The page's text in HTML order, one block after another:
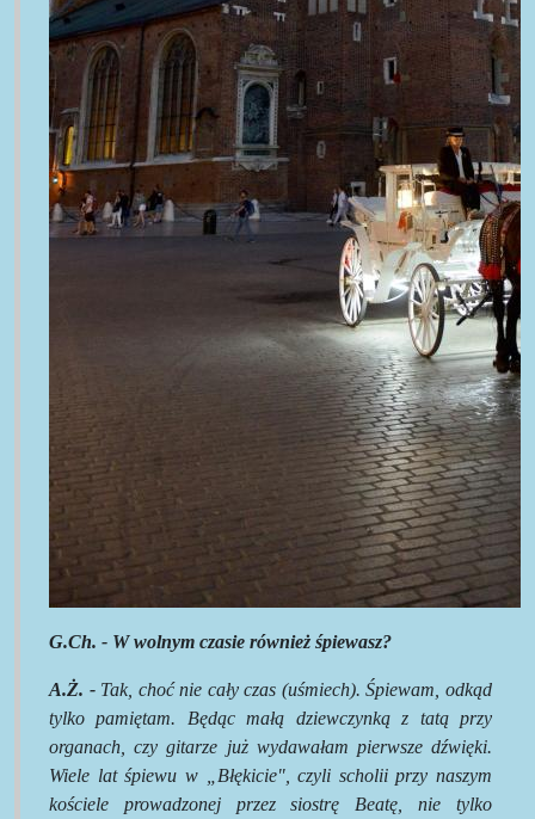
G.Ch. - W wolnym czasie również śpiewasz?
A.Ż. -Tak, choć nie cały czas (uśmiech). Śpiewam, odkąd
tylko pamiętam. Będąc małą dziewczynką z tatą przy
organach, czy gitarze już wydawałam pierwsze dźwięki.
Wiele lat śpiewu w „Błękicie", czyli scholii przy naszym
kościele prowadzonej przez siostrę Beatę, nie tylko